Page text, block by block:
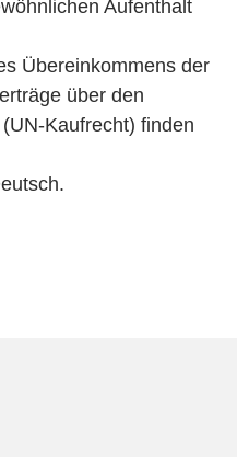
Aufenthalt
Übereinkommens der
über den
Kaufrecht) finden